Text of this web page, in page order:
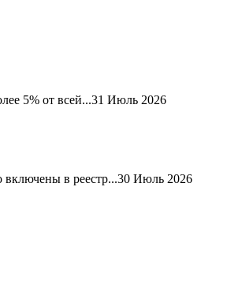
5% от всей...31 Июль 2026
в реестр...30 Июль 2026